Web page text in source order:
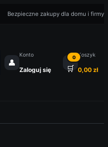
Bezpieczne zakupy dla domu i firmy
👤
Konto
Zaloguj się 🛒
0 Koszyk
0,00 zł